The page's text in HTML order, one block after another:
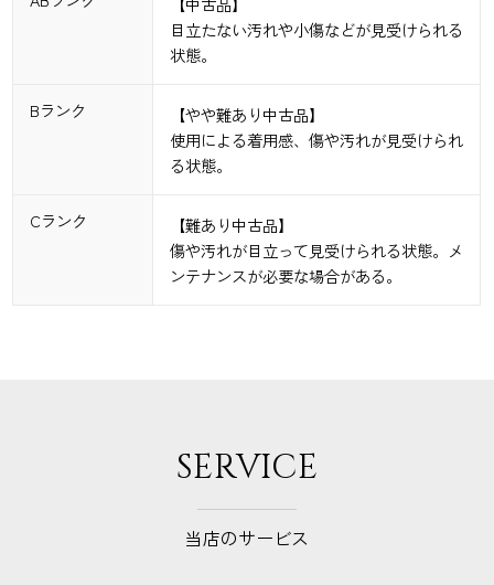
目立たない汚れや小傷などが見受けられる
状態。
Bランク
【やや難あり中古品】
使用による着用感、傷や汚れが見受けられ
る状態。
Cランク
【難あり中古品】
傷や汚れが目立って見受けられる状態。メ
ンテナンスが必要な場合がある。
SERVICE
当店のサービス